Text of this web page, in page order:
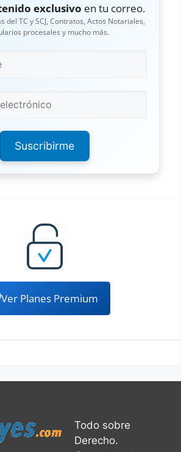
exclusivo en tu correo.
del TC y SCJ, Contratos, Actos Notariales,
procesales y mucho más.
Suscribirme
Ver Planes Premium
Todo sobre
Derecho.